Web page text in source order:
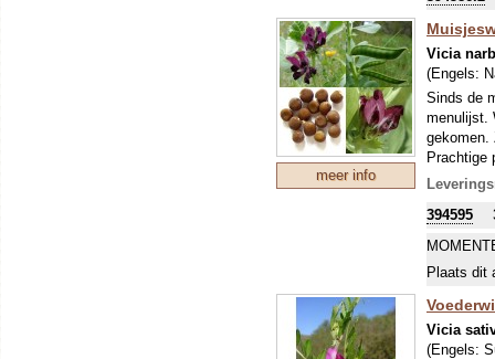
meer info
Vicia
(Engels:
Sinds de
menulijst.
gekomen.
Prachtige
gegeten
Planten
blad als
stok, de
zo'n
394595
Plaats dit
Vicia
(Engels: